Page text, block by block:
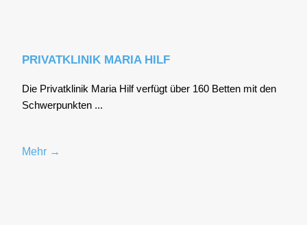
PRIVATKLINIK MARIA HILF
Die Pri­vat­kli­nik Maria Hilf ver­fügt über 160 Bet­ten mit den
Schwer­punk­ten ...
Mehr →